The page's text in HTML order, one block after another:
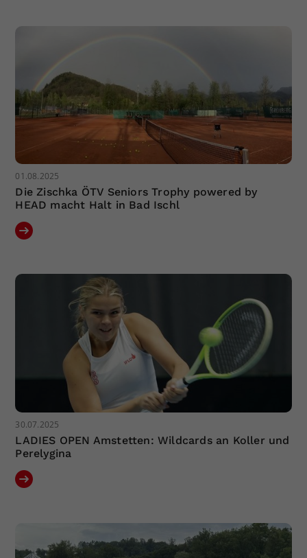
01.08.2025
Die Zischka ÖTV Seniors Trophy powered by
HEAD macht Halt in Bad Ischl
30.07.2025
LADIES OPEN Amstetten: Wildcards an Koller und
Perelygina
vorgenommen Einstellungen, falls der
Webseiten-Betreiber dies eingestellt
hat.